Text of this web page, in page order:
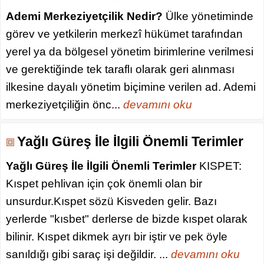
Ademi Merkeziyetçilik Nedir? Ülke yönetiminde
görev ve yetkilerin merkezî hükümet tarafından
yerel ya da bölgesel yönetim birimlerine verilmesi
ve gerektiğinde tek taraflı olarak geri alınması
ilkesine dayalı yönetim biçimine verilen ad. Ademi
merkeziyetçiliğin önc... devamını oku
Yağlı Güreş İle İlgili Önemli Terimler
Yağlı Güreş İle İlgili Önemli TerimlerKISPET:
Kıspet pehlivan için çok önemli olan bir
unsurdur.Kıspet sözü Kisveden gelir. Bazı
yerlerde "kısbet" derlerse de bizde kıspet olarak
bilinir. Kıspet dikmek ayrı bir iştir ve pek öyle
sanıldığı gibi saraç işi değildir. ... devamını oku